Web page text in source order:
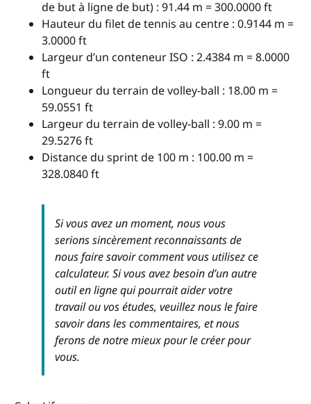
de but à ligne de but) : 91.44 m = 300.0000 ft
Hauteur du filet de tennis au centre : 0.9144 m =
3.0000 ft
Largeur d’un conteneur ISO : 2.4384 m = 8.0000
ft
Longueur du terrain de volley-ball : 18.00 m =
59.0551 ft
Largeur du terrain de volley-ball : 9.00 m =
29.5276 ft
Distance du sprint de 100 m : 100.00 m =
328.0840 ft
Si vous avez un moment, nous vous
serions sincèrement reconnaissants de
nous faire savoir comment vous utilisez ce
calculateur. Si vous avez besoin d’un autre
outil en ligne qui pourrait aider votre
travail ou vos études, veuillez nous le faire
savoir dans les commentaires, et nous
ferons de notre mieux pour le créer pour
vous.